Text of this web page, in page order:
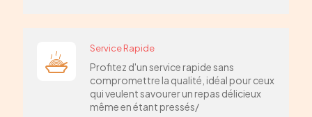
Service Rapide
Profitez d'un service rapide sans
compromettre la qualité, idéal pour ceux
qui veulent savourer un repas délicieux
même en étant pressés/